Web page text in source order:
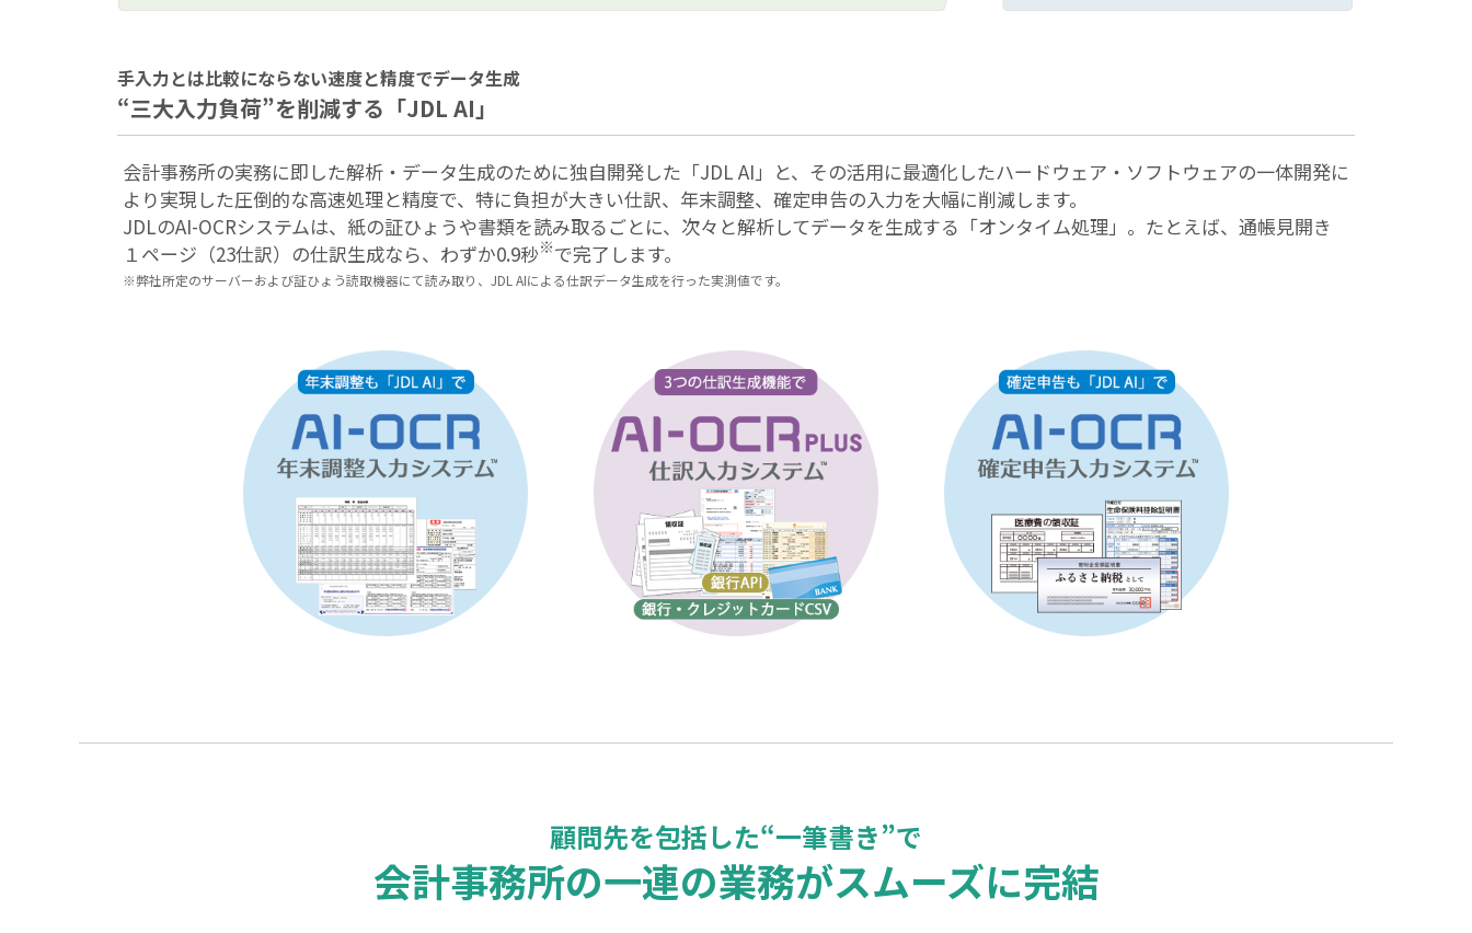
手入力とは比較にならない速度と精度でデータ生成
“三大入力負荷”を削減する「JDL AI」
会計事務所の実務に即した解析・データ生成のために独自開発した「JDL AI」と、その活用に最適化したハードウェア・ソフトウェアの一体開発に
より実現した圧倒的な高速処理と精度で、特に負担が大きい仕訳、年末調整、確定申告の入力を大幅に削減します。
JDLのAI-OCRシステムは、紙の証ひょうや書類を読み取るごとに、次々と解析してデータを生成する「オンタイム処理」。たとえば、通帳見開き
１ページ（23仕訳）の仕訳生成なら、わずか0.9秒※で完了します。
※弊社所定のサーバーおよび証ひょう読取機器にて読み取り、JDL AIによる仕訳データ生成を行った実測値です。
顧問先を包括した“⼀筆書き”で
会計事務所の一連の業務がスムーズに完結